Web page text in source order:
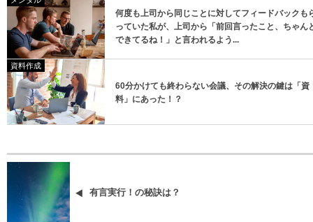
何度も上司から同じことに対してフィードバックも
っていた私が、上司から「前回言ったこと、ちゃん
できてるね！」と言われるよう...
資料作成
60分かけても終わらない会議、その解決の鍵は「資
料」にあった！？
有言実行！の秘訣は？